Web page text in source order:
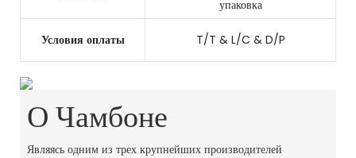
упаковка
Условия оплаты T/T & L/C & D/P
О Чамбоне
Являясь одним из трех крупнейших производителей